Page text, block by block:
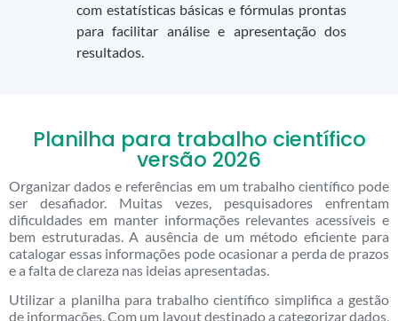
com estatísticas básicas e fórmulas prontas
para facilitar análise e apresentação dos
resultados.
Planilha para trabalho científico
versão 2026
Organizar dados e referências em um trabalho científico pode
ser desafiador. Muitas vezes, pesquisadores enfrentam
dificuldades em manter informações relevantes acessíveis e
bem estruturadas. A ausência de um método eficiente para
catalogar essas informações pode ocasionar a perda de prazos
e a falta de clareza nas ideias apresentadas.
Utilizar a planilha para trabalho científico simplifica a gestão
de informações. Com um layout destinado a categorizar dados,